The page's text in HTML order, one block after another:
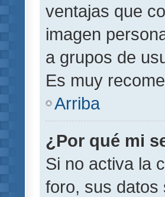
ventajas que
imagen
a grupos de
Es muy
Arriba
¿Por qué mi
Si no activa la
foro, sus datos